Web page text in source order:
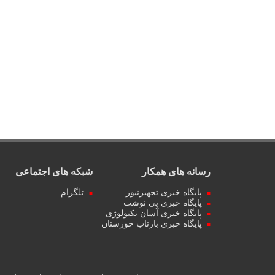
رسانه های همکار
پایگاه خبری تجهیزنیوز
پایگاه خبری پی نوشت
پایگاه خبری آسان تکنولوژی
پایگاه خبری بازتاب خوزستان
شبکه های اجتماعی
تلگرام